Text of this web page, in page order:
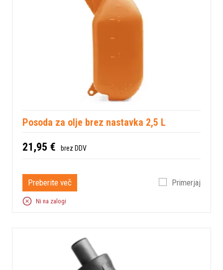
Posoda za olje brez nastavka 2,5 L
21,95 € brez DDV
Preberite več Primerjaj
Ni na zalogi